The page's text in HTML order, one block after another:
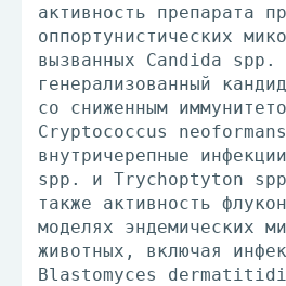
активность препарата
оппортунистических
вызванных Candida spp.
генерализованный
со сниженным
Cryptococcus
внутричерепные
spp. и Trychoptyton
также активность
моделях эндемических
животных, включая
Blastomyces